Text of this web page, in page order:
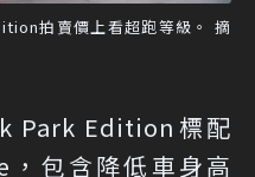
拍賣價上看超跑等級。 摘
Park Edition標配
包含降低車身高